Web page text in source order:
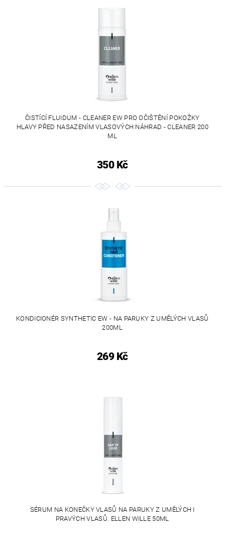
ČISTÍCÍ FLUIDUM - CLEANER EW PRO OČIŠTĚNÍ POKOŽKY
HLAVY PŘED NASAZENÍM VLASOVÝCH NÁHRAD - CLEANER 200
ML
350 Kč
KONDICIONÉR SYNTHETIC EW - NA PARUKY Z UMĚLÝCH VLASŮ
200ML
269 Kč
SÉRUM NA KONEČKY VLASŮ NA PARUKY Z UMĚLÝCH I
PRAVÝCH VLASŮ. ELLEN WILLE 50ML